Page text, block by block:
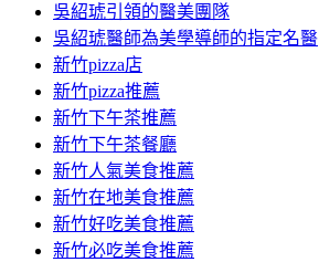
主
要
內
容
吳紹琥引領的醫美團隊
吳紹琥醫師為美學導師的指定名醫
新竹pizza店
新竹pizza推薦
新竹下午茶推薦
新竹下午茶餐廳
新竹人氣美食推薦
新竹在地美食推薦
新竹好吃美食推薦
新竹必吃美食推薦